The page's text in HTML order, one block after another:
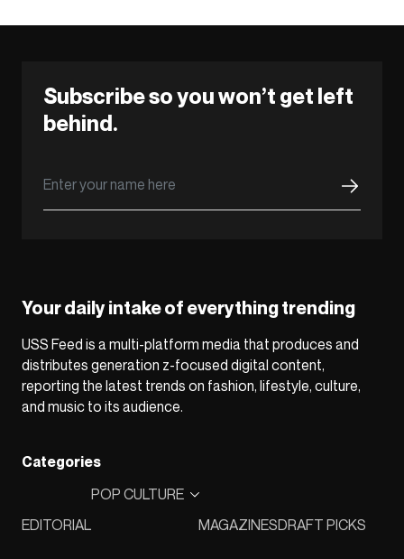
Subscribe so you won’t get left
behind.
Your daily intake of everything trending
USS Feed is a multi-platform media that produces and
distributes generation z-focused digital content,
reporting the latest trends on fashion, lifestyle, culture,
and music to its audience.
Categories
EDITORIAL
POP CULTURE
MAGAZINESDRAFT PICKS